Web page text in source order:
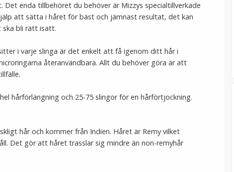
enda tillbehöret du behöver är Mizzys specialtillverkade
att sätta i håret för bäst och jämnast resultat, det kan
bli rätt isatt.
i varje slinga är det enkelt att få igenom ditt hår i
återanvändbara. Allt du behöver göra är att
hårförlängning och 25-75 slingor för en hårförtjockning.
hår och kommer från Indien. Håret är Remy vilket
Det gör att håret trasslar sig mindre än non-remyhår